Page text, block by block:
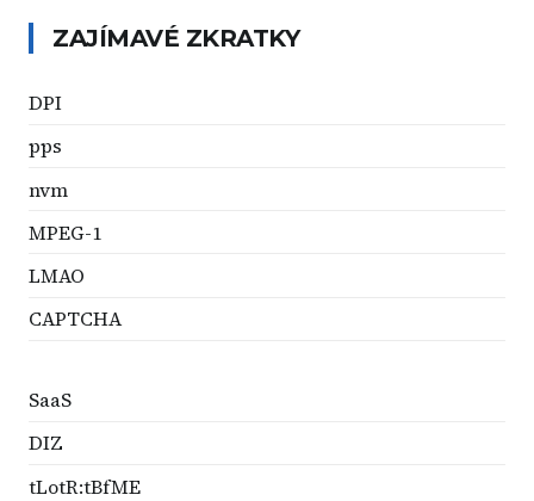
ZAJÍMAVÉ ZKRATKY
DPI
pps
nvm
MPEG-1
LMAO
CAPTCHA
SaaS
DIZ
tLotR:tBfME